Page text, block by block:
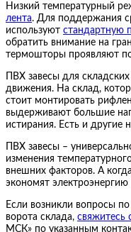
Низкий температурный
лента. Для поддержания
используют стандартную
обратить внимание на
термошторы проявляют
ПВХ завесы для
движения. На склад,
стоит монтировать
выдерживают большие
истирания. Есть и другие
ПВХ завесы –
изменения
внешних факторов. А
экономят электроэнергию
Если возникли вопросы
ворота склада, свяжитесь
МСК» по указанным